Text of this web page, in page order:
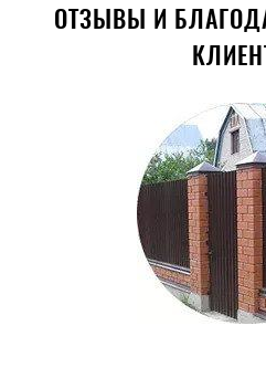
ОТЗЫВЫ И